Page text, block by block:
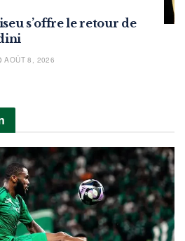
s’offre le retour de
AOÛT 8, 2026